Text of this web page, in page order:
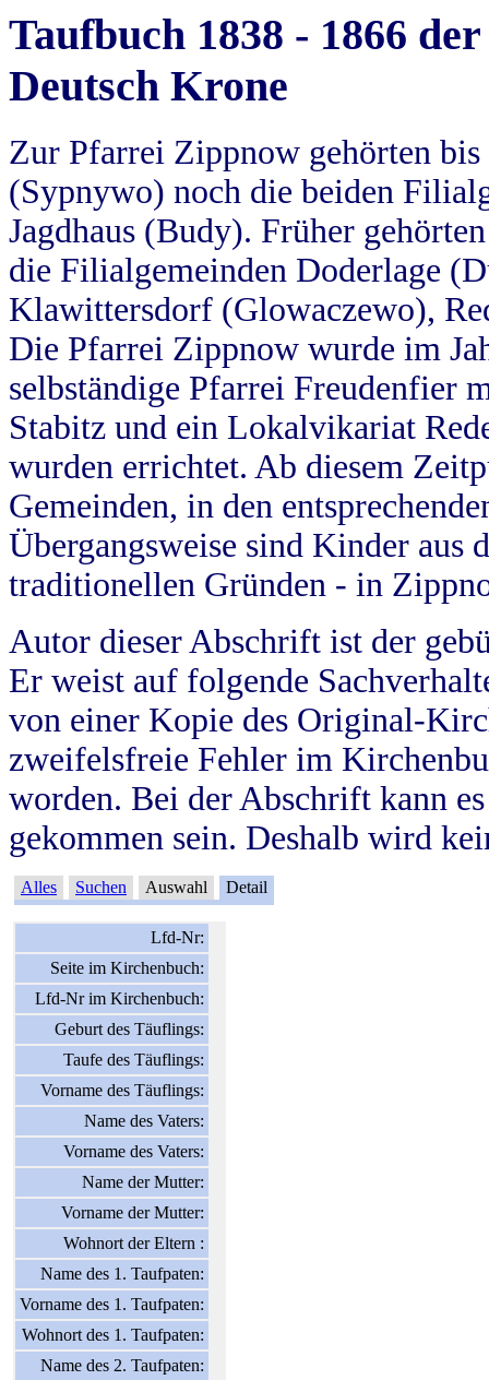
Taufbuch 1838 - 1866
Deutsch Krone
Zur Pfarrei Zippnow gehörten
(Sypnywo) noch die beiden
Jagdhaus (Budy). Früher
die Filialgemeinden Doderlage
Klawittersdorf (Glowaczewo),
Die Pfarrei Zippnow wurde im
selbständige Pfarrei Freudenfier
Stabitz und ein Lokalvikariat
wurden errichtet. Ab diesem
Gemeinden, in den
Übergangsweise sind Kinder aus
traditionellen Gründen - in
Autor dieser Abschrift ist der
Er weist auf folgende
von einer Kopie des Original-
zweifelsfreie Fehler im
worden. Bei der Abschrift kann
gekommen sein. Deshalb wird
Alles Suchen Auswahl Detail
Lfd-Nr:
Seite im Kirchenbuch:
Lfd-Nr im Kirchenbuch:
Geburt des Täuflings:
Taufe des Täuflings:
Vorname des Täuflings:
Name des Vaters:
Vorname des Vaters:
Name der Mutter:
Vorname der Mutter:
Wohnort der Eltern :
Name des 1. Taufpaten:
Vorname des 1. Taufpaten:
Wohnort des 1. Taufpaten:
Name des 2. Taufpaten: